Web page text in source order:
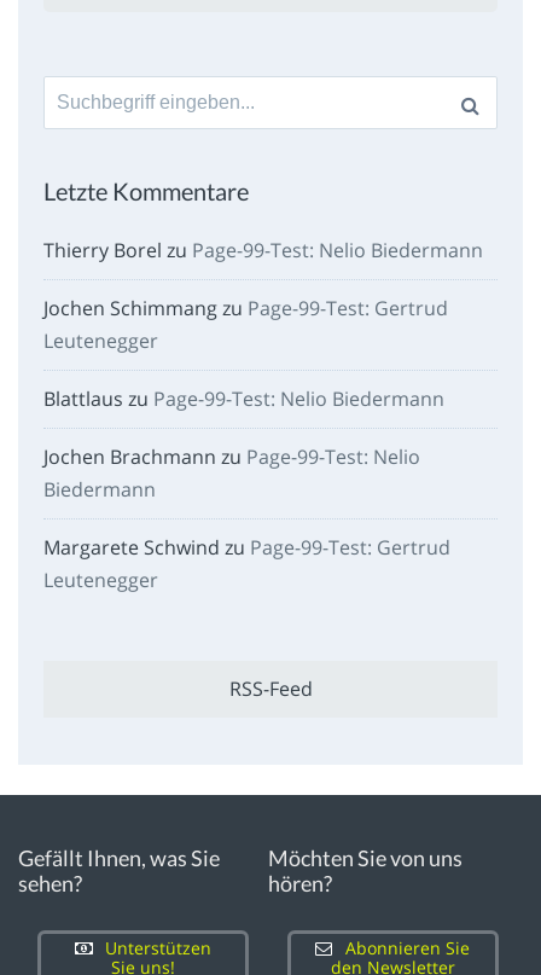
Suche
nach:
Letzte Kommentare
Thierry Borel zu Page-99-Test: Nelio Biedermann
Jochen Schimmangzu Page-99-Test: Gertrud
Leutenegger
Blattlaus zu Page-99-Test: Nelio Biedermann
Jochen Brachmann zu Page-99-Test: Nelio
Biedermann
Margarete Schwind zu Page-99-Test: Gertrud
Leutenegger
RSS-Feed
Gefällt Ihnen, was Sie
sehen?
Unterstützen
Sie uns!
Möchten Sie von uns
hören?
Abonnieren Sie
den Newsletter